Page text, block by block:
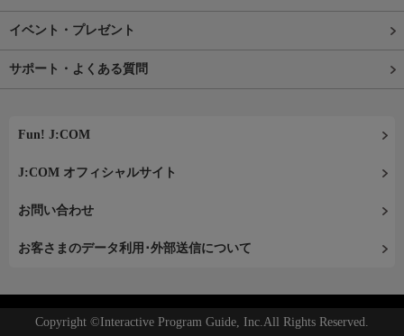
イベント・プレゼント
サポート・よくある質問
Fun! J:COM
J:COM オフィシャルサイト
お問い合わせ
お客さまのデータ利用･外部送信について
Copyright ©Interactive Program Guide, Inc.All Rights Reserved.